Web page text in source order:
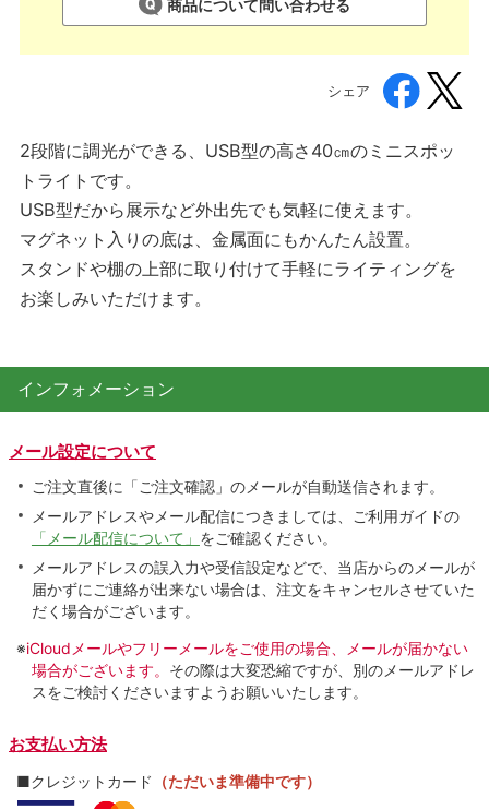
商品について問い合わせる
シェア
2段階に調光ができる、USB型の高さ40㎝のミニスポッ
トライトです。
USB型だから展示など外出先でも気軽に使えます。
マグネット入りの底は、金属面にもかんたん設置。
スタンドや棚の上部に取り付けて手軽にライティングを
お楽しみいただけます。
インフォメーション
メール設定について
ご注文直後に「ご注文確認」のメールが自動送信されます。
メールアドレスやメール配信につきましては、ご利用ガイドの
「メール配信について」 をご確認ください。
メールアドレスの誤入力や受信設定などで、当店からのメールが
届かずにご連絡が出来ない場合は、注文をキャンセルさせていた
だく場合がございます。
※iCloudメールやフリーメールをご使用の場合、メールが届かない
場合がございます。 その際は大変恐縮ですが、別のメールアドレ
スをご検討くださいますようお願いいたします。
お支払い方法
■クレジットカード （ただいま準備中です）